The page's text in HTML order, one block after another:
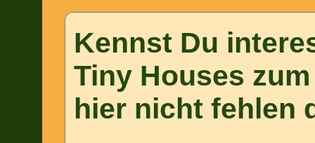
Kennst Du
Tiny Houses
hier nicht fehlen